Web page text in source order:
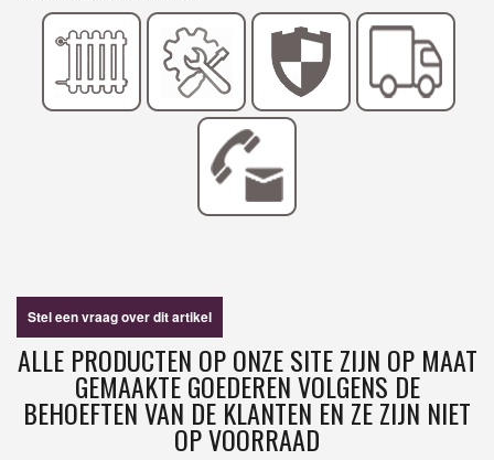
Stel een vraag over dit artikel
ALLE PRODUCTEN OP ONZE SITE ZIJN OP MAAT
GEMAAKTE GOEDEREN VOLGENS DE
BEHOEFTEN VAN DE KLANTEN EN ZE ZIJN NIET
OP VOORRAAD